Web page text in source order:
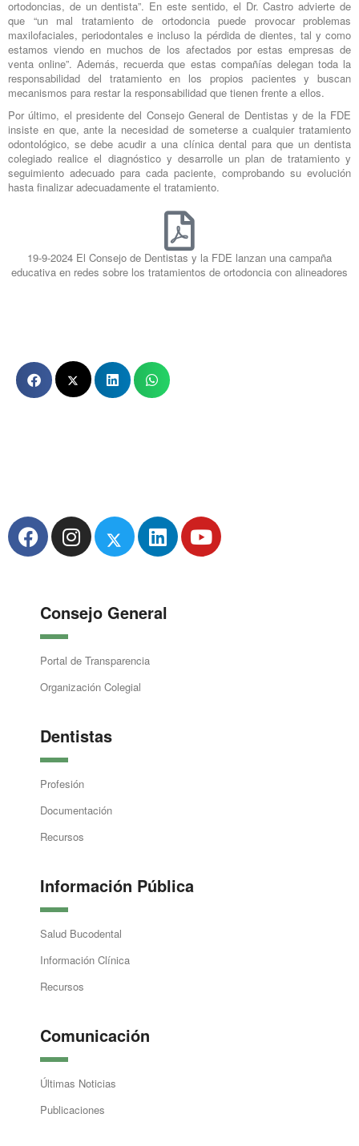
ortodoncias, de un dentista”. En este sentido, el Dr. Castro advierte de
que “un mal tratamiento de ortodoncia puede provocar problemas
maxilofaciales, periodontales e incluso la pérdida de dientes, tal y como
estamos viendo en muchos de los afectados por estas empresas de
venta online”. Además, recuerda que estas compañías delegan toda la
responsabilidad del tratamiento en los propios pacientes y buscan
mecanismos para restar la responsabilidad que tienen frente a ellos.
Por último, el presidente del Consejo General de Dentistas y de la FDE
insiste en que, ante la necesidad de someterse a cualquier tratamiento
odontológico, se debe acudir a una clínica dental para que un dentista
colegiado realice el diagnóstico y desarrolle un plan de tratamiento y
seguimiento adecuado para cada paciente, comprobando su evolución
hasta finalizar adecuadamente el tratamiento.
19-9-2024 El Consejo de Dentistas y la FDE lanzan una campaña
educativa en redes sobre los tratamientos de ortodoncia con alineadores
Consejo General
Portal de Transparencia
Organización Colegial
Dentistas
Profesión
Documentación
Recursos
Información Pública
Salud Bucodental
Información Clínica
Recursos
Comunicación
Últimas Noticias
Publicaciones